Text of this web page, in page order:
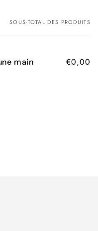
SOUS-TOTAL DES PRODUITS
main
€0,00